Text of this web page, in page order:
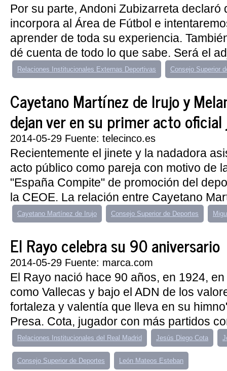
Por su parte, Andoni Zubizarreta declaró
incorpora al Área de Fútbol e
aprender de toda su experiencia.
dé cuenta de todo lo que sabe. Será el
Relaciones Institucionales Externas Deportivas Consejo Superior
Cayetano Martínez de Irujo y
dejan ver en su primer acto
2014-05-29 Fuente: telecinco.es
Recientemente el jinete y la nadadora
acto público como pareja con motivo de
"España Compite" de promoción del
la CEOE. La relación entre Cayetano
Cayetano Martínez de Irujo Consejo Superior de Deportes
El Rayo celebra su 90 aniversario
2014-05-29 Fuente: marca.com
El Rayo nació hace 90 años, en 1924,
como Vallecas y bajo el ADN de los
fortaleza y valentía que lleva en su
Presa. Cota, jugador con más partidos
Relaciones Institucionales del Real Madrid Jesús Diego Cota
Consejo Superior de Deportes León Mateos Esteban